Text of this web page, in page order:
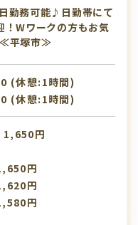
勤務可能♪日勤帯にて
！Wワークの方もお気
≪平塚市≫
(休憩:1時間)
(休憩:1時間)
1,650円
円
円
円